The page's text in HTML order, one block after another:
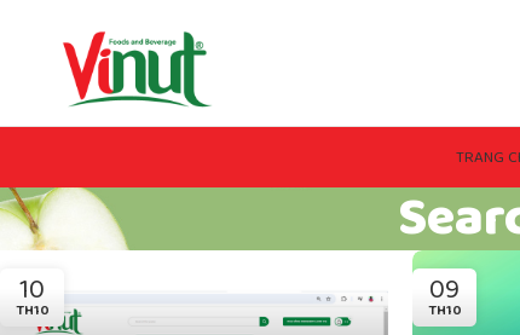
TRANG
10
TH10 09
TH10